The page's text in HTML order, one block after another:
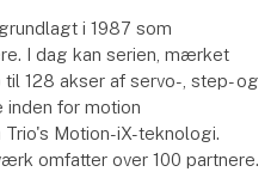
i 1987 som
I dag kan serien, mærket
128 akser af servo-, step- og
inden for motion
Motion-iX-teknologi.
omfatter over 100 partnere.